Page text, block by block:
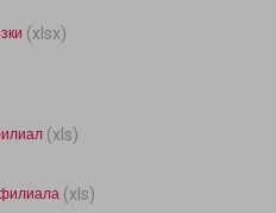
(xlsx)
(xls)
(xls)